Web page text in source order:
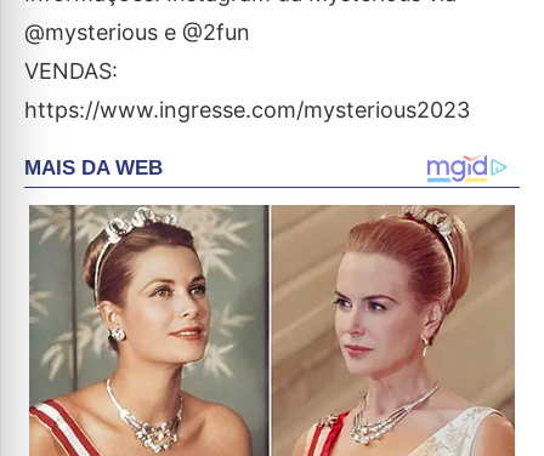
@mysterious e @2fun
VENDAS:
https://www.ingresse.com/mysterious2023